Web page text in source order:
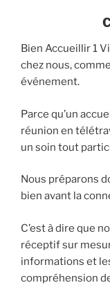
Bien Accueillir 1
chez nous,
événement.
Parce qu’un
réunion en
un soin tout
Nous préparons
bien avant la
C’est à dire que
réceptif sur
informations et
compréhension